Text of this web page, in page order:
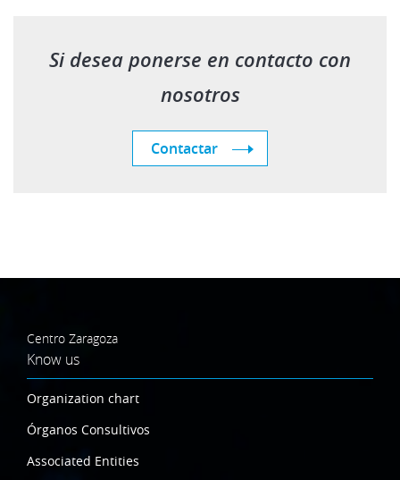
Si desea ponerse en contacto con
nosotros
Contactar
Centro Zaragoza
Know us
Organization chart
Órganos Consultivos
Associated Entities